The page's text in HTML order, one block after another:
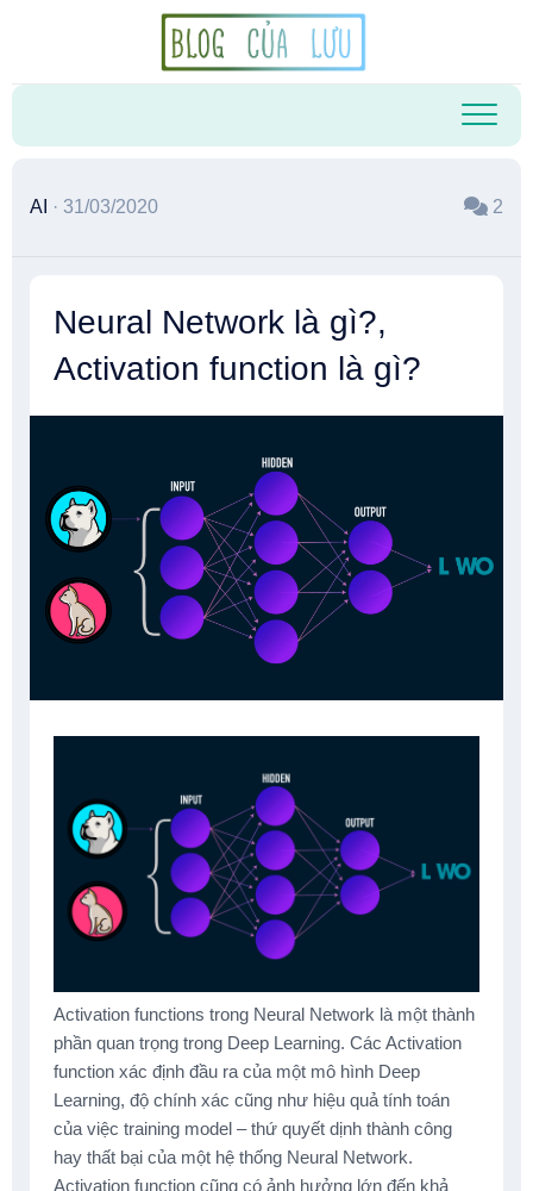
AI · 31/03/2020 2
Neural Network là gì?,
Activation function là gì?
Activation functions trong Neural Network là một thành
phần quan trọng trong Deep Learning. Các Activation
function xác định đầu ra của một mô hình Deep
Learning, độ chính xác cũng như hiệu quả tính toán
của việc training model – thứ quyết dịnh thành công
hay thất bại của một hệ thống Neural Network.
Activation function cũng có ảnh hưởng lớn đến khả